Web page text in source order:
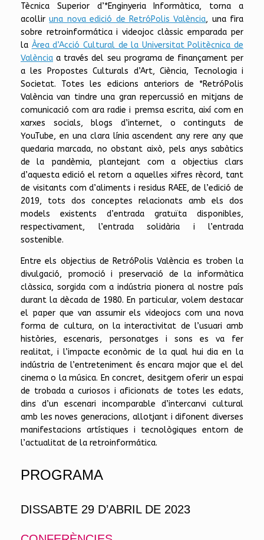
Tècnica Superior d’*Enginyeria Informàtica, torna a
acolliruna nova edició de RetróPolis València, una fira
sobre retroinformática i videojoc clàssic emparada per
la Àrea d’Acció Cultural de la Universitat Politècnica de
València a través del seu programa de finançament per
a les Propostes Culturals d’Art, Ciència, Tecnologia i
Societat. Totes les edicions anteriors de *RetróPolis
València van tindre una gran repercussió en mitjans de
comunicació com ara radie i premsa escrita, així com en
xarxes socials, blogs d’internet, o continguts de
YouTube, en una clara línia ascendent any rere any que
quedaria marcada, no obstant això, pels anys sabàtics
de la pandèmia, plantejant com a objectius clars
d’aquesta edició el retorn a aquelles xifres rècord, tant
de visitants com d’aliments i residus RAEE, de l’edició de
2019, tots dos conceptes relacionats amb els dos
models existents d’entrada gratuïta disponibles,
respectivament, l’entrada solidària i l’entrada
sostenible.
Entre els objectius de RetróPolis València es troben la
divulgació, promoció i preservació de la informàtica
clàssica, sorgida com a indústria pionera al nostre país
durant la dècada de 1980. En particular, volem destacar
el paper que van assumir els videojocs com una nova
forma de cultura, on la interactivitat de l’usuari amb
històries, escenaris, personatges i sons es va fer
realitat, i l’impacte econòmic de la qual hui dia en la
indústria de l’entreteniment és encara major que el del
cinema o la música. En concret, desitgem oferir un espai
de trobada a curiosos i aficionats de totes les edats,
dins d’un escenari incomparable d’intercanvi cultural
amb les noves generacions, allotjant i difonent diverses
manifestacions artístiques i tecnològiques entorn de
l’actualitat de la retroinformática.
PROGRAMA
DISSABTE 29 D’ABRIL DE 2023